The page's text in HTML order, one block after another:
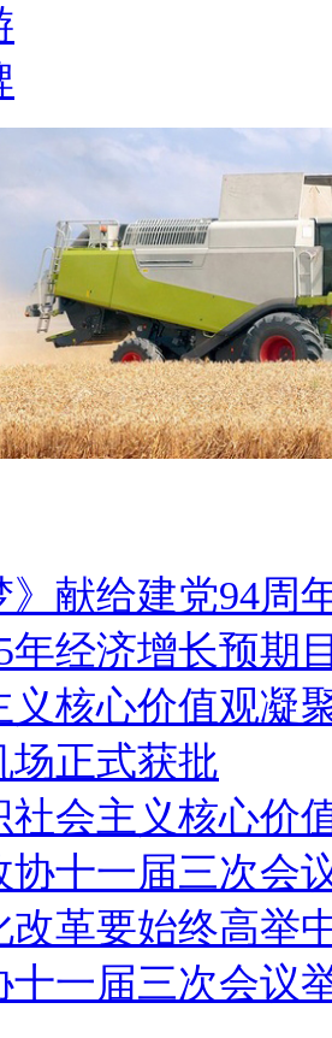
》献给建党94周
年经济增长预期
义核心价值观凝
场正式获批
社会主义核心价
协十一届三次会
改革要始终高举
十一届三次会议